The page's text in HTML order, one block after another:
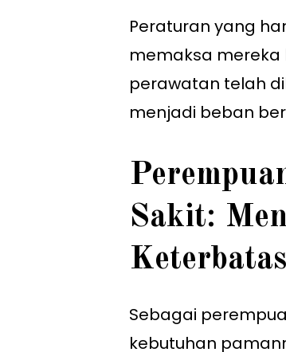
Peraturan yang
memaksa
perawatan telah
menjadi beban
Sakit:
Sebagai
kebutuhan